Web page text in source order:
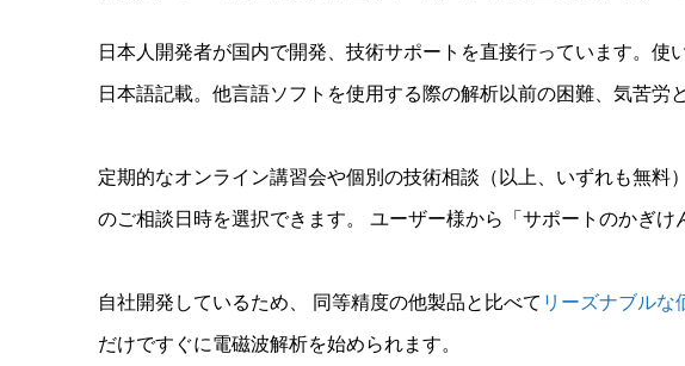
日本人開発者が国内で開発、技術サポートを直接行っています。
日本語記載。他言語ソフトを使用する際の解析以前の困難、気苦労
定期的なオンライン講習会や個別の技術相談（以上、いずれも無料
のご相談日時を選択できます。 ユーザー様から「サポートのかぎけ
自社開発しているため、 同等精度の他製品と比べて リーズナブルな
だけですぐに電磁波解析を始められます。